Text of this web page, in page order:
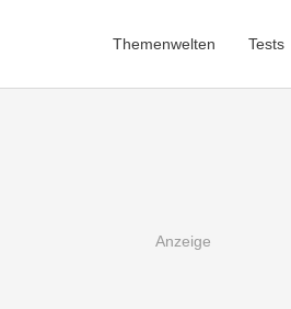
Themenwelten Tests